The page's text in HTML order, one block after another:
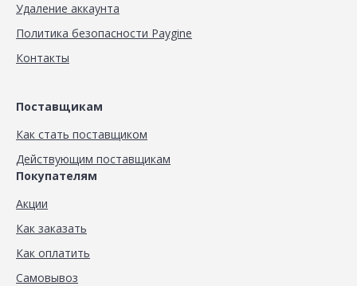
Удаление аккаунта
Политика безопасности Paygine
Контакты
Поставщикам
Как стать поставщиком
Действующим поставщикам
Покупателям
Акции
Как заказать
Как оплатить
Самовывоз